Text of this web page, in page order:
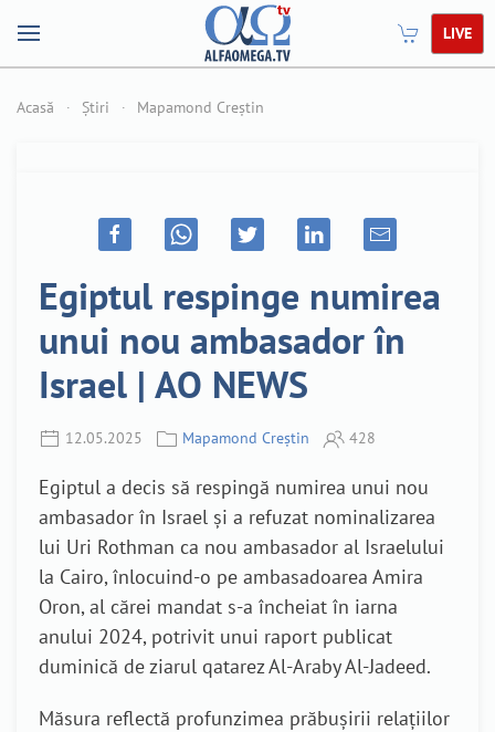
LIVE
Acasă Știri Mapamond Creștin
Egiptul respinge numirea
unui nou ambasador în
Israel | AO NEWS
12.05.2025 Mapamond Creștin 428
Egiptul a decis să respingă numirea unui nou
ambasador în Israel și a refuzat nominalizarea
lui Uri Rothman ca nou ambasador al Israelului
la Cairo, înlocuind-o pe ambasadoarea Amira
Oron, al cărei mandat s-a încheiat în iarna
anului 2024, potrivit unui raport publicat
duminică de ziarul qatarez Al-Araby Al-Jadeed.
Măsura reflectă profunzimea prăbușirii relațiilor